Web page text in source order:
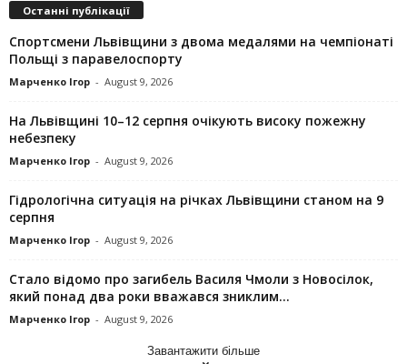
Останні публікації
Спортсмени Львівщини з двома медалями на чемпіонаті
Польщі з паравелоспорту
Марченко Ігор - August 9, 2026
На Львівщині 10–12 серпня очікують високу пожежну
небезпеку
Марченко Ігор - August 9, 2026
Гідрологічна ситуація на річках Львівщини станом на 9
серпня
Марченко Ігор - August 9, 2026
Стало відомо про загибель Василя Чмоли з Новосілок,
який понад два роки вважався зниклим...
Марченко Ігор - August 9, 2026
Завантажити більше